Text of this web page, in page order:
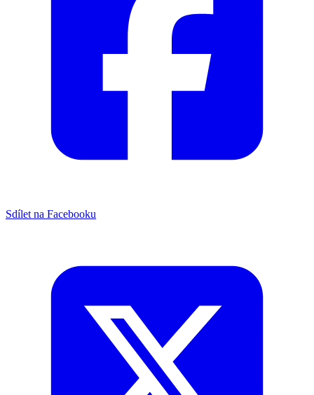
Sdílet na Facebooku